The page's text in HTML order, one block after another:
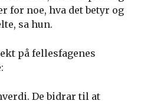
for noe, hva det betyr og
sa hun.
på fellesfagenes
De bidrar til at